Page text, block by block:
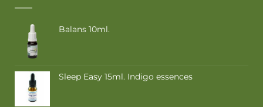
Balans 10ml.
Sleep Easy 15ml. Indigo essences